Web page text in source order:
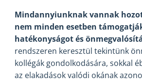
Mindannyiunknak vannak
nem minden esetben
hatékonyságot és
rendszeren keresztül tekintünk
kollégák gondolkodására, sokkal
az elakadások valódi okának